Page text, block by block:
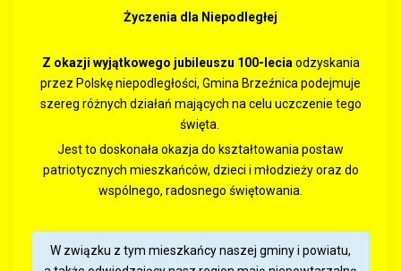
Życzenia dla Niepodległej
Z okazji wyjątkowego jubileuszu 100-leciaodzyskania
przez Polskę niepodległości, Gmina Brzeźnica podejmuje
szereg różnych działań mających na celu uczczenie tego
święta.
Jest to doskonała okazja do kształtowania postaw
patriotycznych mieszkańców, dzieci i młodzieży oraz do
wspólnego, radosnego świętowania.
W związku z tym mieszkańcy naszej gminy i powiatu,